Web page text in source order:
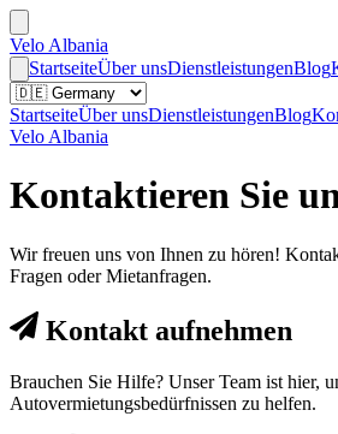
Velo Albania
StartseiteÜber unsDienstleistungenBlog
StartseiteÜber unsDienstleistungenBlog
Velo Albania
Kontaktieren Sie
Wir freuen uns von Ihnen zu hören!
Fragen oder Mietanfragen.
Kontakt aufnehmen
Brauchen Sie Hilfe? Unser Team ist hier,
Autovermietungsbedürfnissen zu helfen.